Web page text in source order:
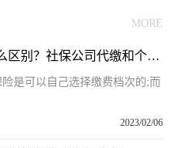
MORE
自己交养老保险和单位交有什么区别？社保公司代缴和个人缴纳哪个好？
险是可以自己选择缴费档次的;而
2023/02/06